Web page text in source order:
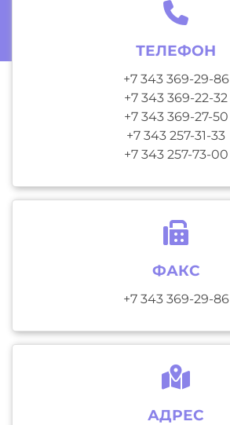
ТЕЛЕФОН
+7 343 369-29-86
+7 343 369-22-32
+7 343 369-27-50
+7 343 257-31-33
+7 343 257-73-00
ФАКС
+7 343 369-29-86
АДРЕС